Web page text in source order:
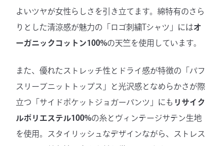
よいツヤが女性らしさを引き立てます。綿特有のさら
りとした清涼感が魅力の「ロゴ刺繍Tシャツ」にはオ
ーガニックコットン100%の天竺を使用しています。
また、優れたストレッチ性とドライ感が特徴の「パフ
スリーブニットトップス」と光沢感となめらかさが際
立つ「サイドポケットジョガーパンツ」にも リサイク
ルポリエステル100%の糸とヴィンテージサテン生地
を使用。スタイリッシュなデザインながら、ストレス